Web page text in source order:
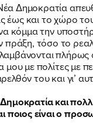
Δημοκρατία
έως και το χώρο
κόμμα την
τόσο το
πλήρως
με πολίτες με
του και γι’
και
ποιος είναι ο